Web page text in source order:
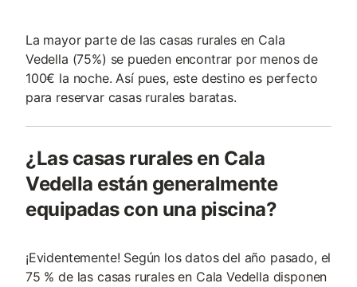
La mayor parte de las casas rurales en Cala
Vedella (75%) se pueden encontrar por menos de
100€ la noche. Así pues, este destino es perfecto
para reservar casas rurales baratas.
¿Las casas rurales en Cala
Vedella están generalmente
equipadas con una piscina?
¡Evidentemente! Según los datos del año pasado, el
75 % de las casas rurales en Cala Vedella disponen